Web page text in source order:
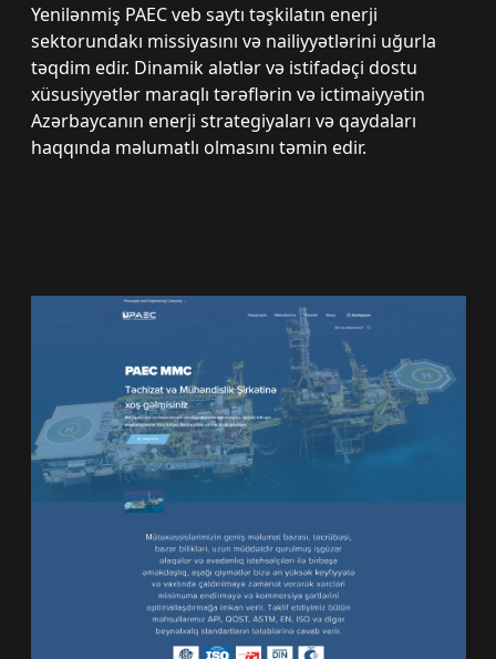
Yenilənmiş PAEC veb saytı təşkilatın enerji
sektorundakı missiyasını və nailiyyətlərini uğurla
təqdim edir. Dinamik alətlər və istifadəçi dostu
xüsusiyyətlər maraqlı tərəflərin və ictimaiyyətin
Azərbaycanın enerji strategiyaları və qaydaları
haqqında məlumatlı olmasını təmin edir.